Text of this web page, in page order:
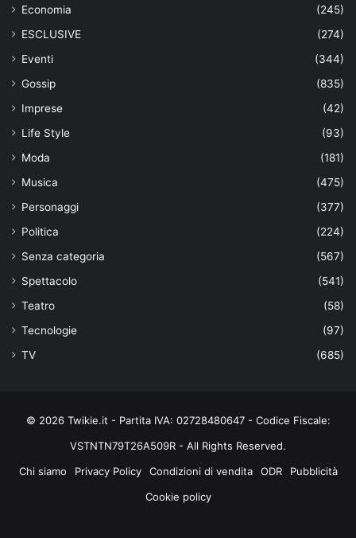
Economia
(245)
ESCLUSIVE
(274)
Eventi
(344)
Gossip
(835)
Imprese
(42)
Life Style
(93)
Moda
(181)
Musica
(475)
Personaggi
(377)
Politica
(224)
Senza categoria
(567)
Spettacolo
(541)
Teatro
(58)
Tecnologie
(97)
TV
(685)
© 2026 Twikie.it - Partita IVA: 02728480647 - Codice Fiscale:
VSTNTN79T26A509R - All Rights Reserved.
Chi siamo
Privacy Policy Condizioni di vendita ODR
Pubblicità
Cookie policy